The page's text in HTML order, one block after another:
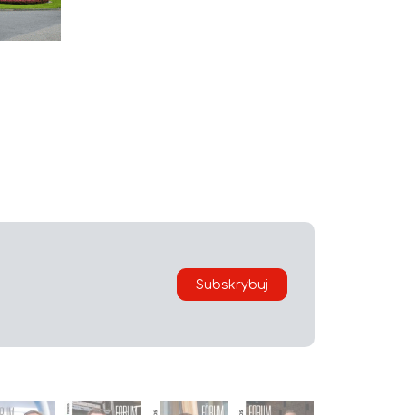
Subskrybuj